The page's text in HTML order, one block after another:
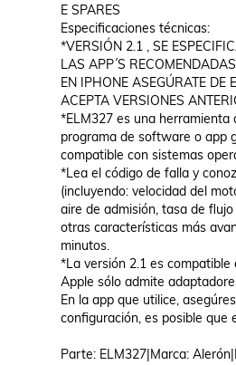
E SPARES
Especificaciones técnicas:
*VERSIÓN 2.1 , SE
LAS APP´S
EN IPHONE ASEGÚRATE DE
ACEPTA VERSIONES
*ELM327 es una herramienta
programa de software o app
compatible con sistemas
*Lea el código de falla y
(incluyendo: velocidad del
aire de admisión, tasa de
otras características más
minutos.
*La versión 2.1 es compatible
Apple sólo admite
En la app que utilice,
configuración, es posible que
Parte: ELM327|Marca: